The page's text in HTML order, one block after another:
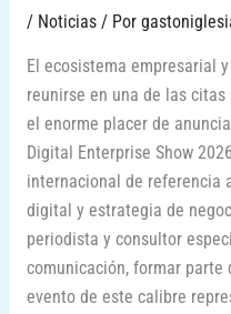
/ Noticias/ Por
El ecosistema empresarial
reunirse en una de las
el enorme placer de
Digital Enterprise Show
internacional de referencia
digital y estrategia de
periodista y consultor
comunicación, formar parte
evento de este calibre